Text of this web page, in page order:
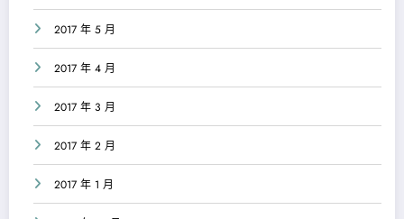
2017 年 5 月
2017 年 4 月
2017 年 3 月
2017 年 2 月
2017 年 1 月